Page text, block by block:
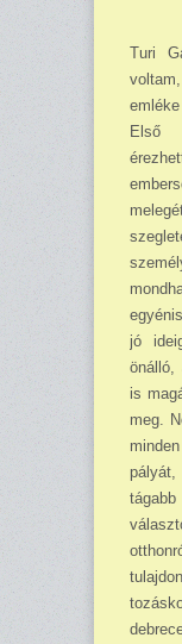
Turi
Első
jó
önálló,
is
meg.